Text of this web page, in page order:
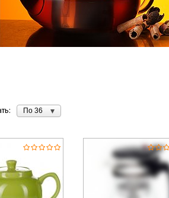
По 36